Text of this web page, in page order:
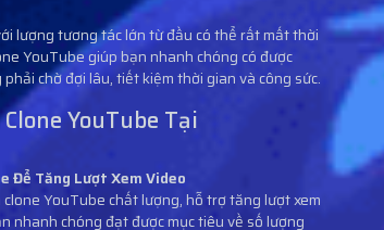
lượng tương tác lớn từ đầu có thể rất mất thời
YouTube giúp bạn nhanh chóng có được
chờ đợi lâu, tiết kiệm thời gian và công sức.
YouTube Tại
Để Tăng Lượt Xem Video
YouTube chất lượng, hỗ trợ tăng lượt xem
nhanh chóng đạt được mục tiêu về số lượng